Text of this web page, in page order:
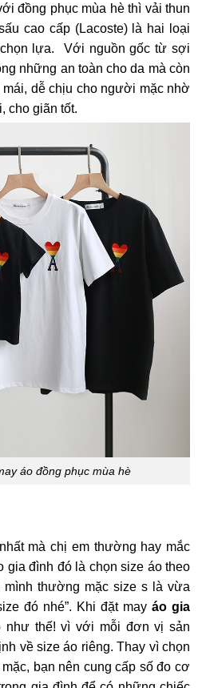
đồng phục mùa hè thì vải thun
cao cấp (Lacoste) là hai loại
lựa. Với nguồn gốc từ sợi
những an toàn cho da mà còn
mái, dễ chịu cho người mặc nhờ
cho giãn tốt.
áo đồng phục mùa hè
mà chị em thường hay mắc
gia đình đó là chọn size áo theo
mình thường mặc size s là vừa
đó nhé”. Khi đặt may áo gia
như thế! vì với mỗi đơn vị sản
về size áo riêng. Thay vì chọn
bạn nên cung cấp số đo cơ